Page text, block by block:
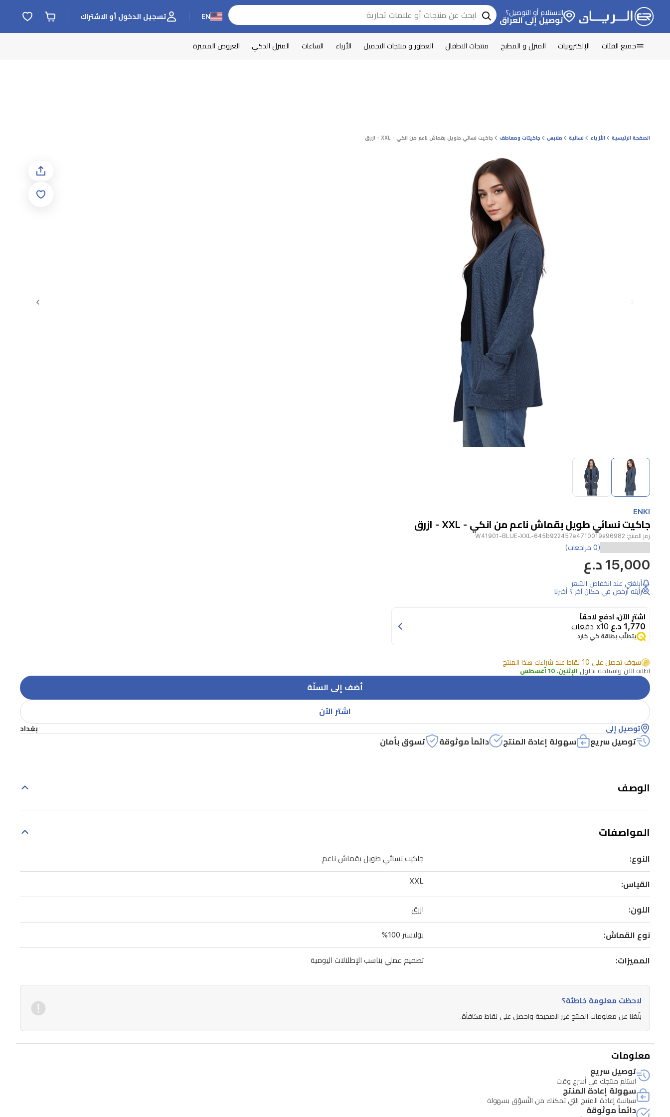
الاستلام أو التوصيل؟
توصيل إلى العراق EN تسجيل الدخول أو الاشتراك
جميع الفئات الإلكترونيات المنزل و المطبخ منتجات الاطفال العطور و منتجات التجميل الأزياء الساعات المنزل الذكي العروض المميزة
الصفحة الرئيسية الأزياء نسائية ملابس جاكيتات ومعاطف جاكيت نسائي طويل بقماش ناعم من انكي - XXL - ازرق
Item
1
of
2
ENKI
جاكيت نسائي طويل بقماش ناعم من انكي - XXL - ازرق
رمز المنتج: W41901-BLUE-XXL-645b922457e4710019a96982
(0 مراجعات)
15,000 د.ع
أبلغني عند انخفاض السّعر
رأيته أرخص في مكان آخر ؟ أخبرنا
اشترِ الآن، ادفع لاحقاً
1,770 د.ع x10 دفعات
يتطلّب بطاقة كي كارد
سوف تحصل على 10 نقاط عند شراءك هذا المنتج
اطلبه الآن واستلمه بحلول الإثنين، 10 أغسطس
أضف إلى السلّة
اشتر الآن
توصيل إلى بغداد
توصيل سريع سهولة إعادة المنتج دائماً موثوقة تسوق بأمان
الوصف
المواصفات
النوع: جاكيت نسائي طويل بقماش ناعم
القياس: XXL
اللون: ازرق
نوع القماش: بوليستر 100%
المميزات: تصميم عملي يناسب الإطلالات اليومية
لاحظت معلومة خاطئة؟
بلّغنا عن معلومات المنتج غير الصحيحة واحصل على نقاط مكافأة.
معلومات
توصيل سريع
استلم منتجك في أسرع وقت
سهولة إعادة المنتج
سياسة إعادة المنتج التي تمكنك من التّسوّق بسهولة
دائماً موثوقة